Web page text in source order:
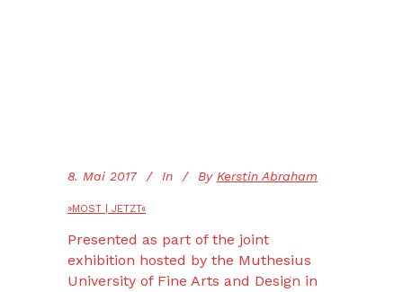
8. Mai 2017 In By Kerstin Abraham
»MOST | JETZT«
Presented as part of the joint
exhibition hosted by the Muthesius
University of Fine Arts and Design in